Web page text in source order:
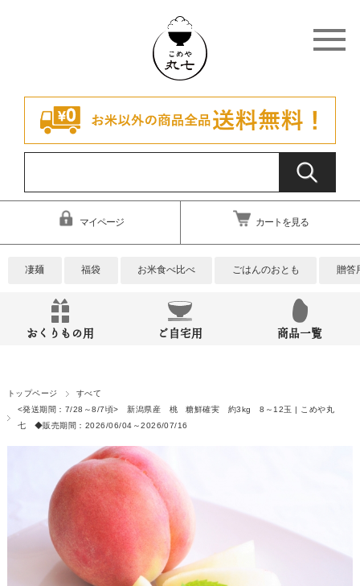
マイページ カートを見る
凄麺 福袋 お米食べ比べ ごはんのおとも 贈答
おくりもの用 ご自宅用 商品一覧
トップページ
すべて
<発送期間：7/28～8/7頃> 新潟県産 桃 糖鮮確実 約3kg 8～12玉 | こめや丸
七 ◆販売期間：2026/06/04～2026/07/16